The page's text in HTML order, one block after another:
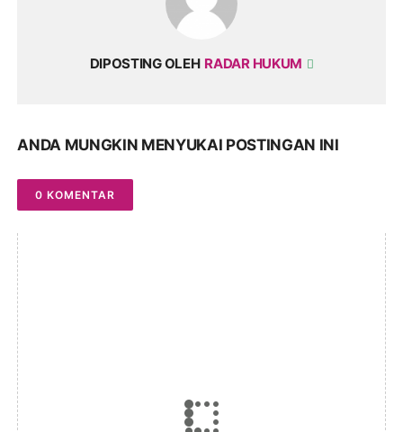
DIPOSTING OLEH RADAR HUKUM
ANDA MUNGKIN MENYUKAI POSTINGAN INI
0 KOMENTAR